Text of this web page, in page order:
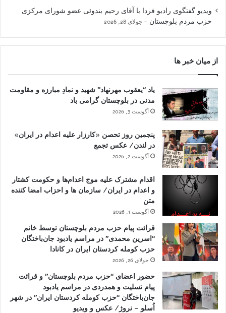
ویدیو گفتگوی رادیو فردا با آقای رحیم بندوئی عضو شورای مرکزی
حزب مردم بلوچستان
جولای 28, 2026
از میان خبر ها
یاد “یعقوب مهرنهاد” شهید و نمادِ مبارزه و مقاومت
مدنی در بلوچستان گرامی باد
آگوست 3, 2026
پنجمین روز تحصن «کارزار علیه اعدام در ایران»
در لندن/ عکس تجمع
آگوست 2, 2026
اقدام مشترک علیه موج اعدام‌ها و حکومت کشتار
و اعدام در ایران/ سازمان ها و احزاب امضا کننده
متن
آگوست 1, 2026
قرائت پیام حزب مردم بلوچستان توسط خانم
“اسرین محمدی” در مراسم یادبود جان‌باختگان
حزب کومله کردستان ایران در کانادا
جولای 26, 2026
حضور اعضای “حزب مردم بلوچستان” و قرائت
پیام تسلیت و همدردی در مراسم یادبود
جان‌باختگان “حزب کومله کردستان ایران” در شهر
اُسلو – نروژ/ عکس و ویدیو